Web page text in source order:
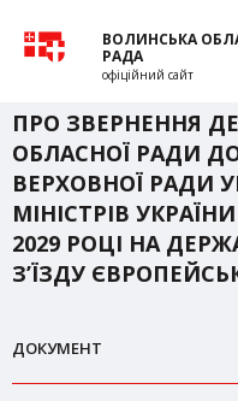
ВОЛИНСЬКА
РАДА
офіційний сайт
ПРО ЗВЕРНЕННЯ
ОБЛАСНОЇ РАДИ
ВЕРХОВНОЇ РАДИ
МІНІСТРІВ
2029 РОЦІ НА
З’ЇЗДУ
ДОКУМЕНТ